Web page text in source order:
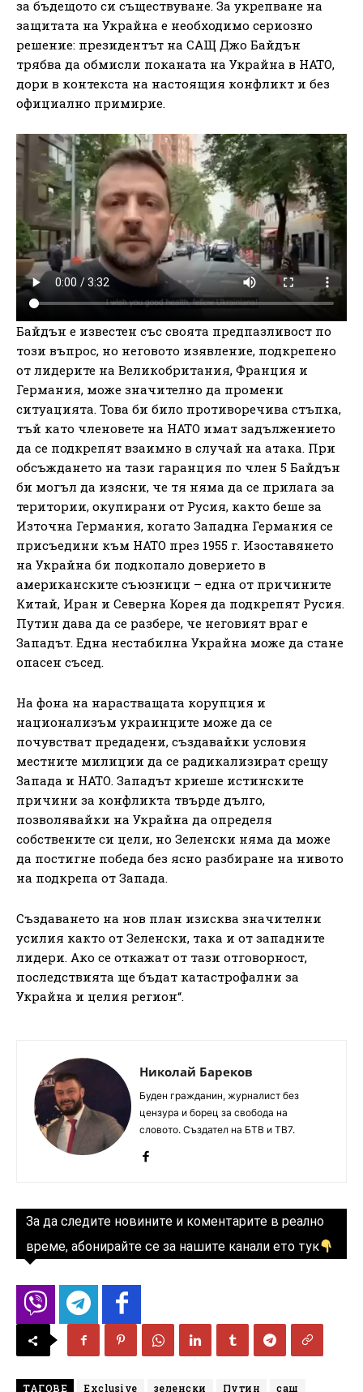
за бъдещото си съществуване. За укрепване на
защитата на Украйна е необходимо сериозно
решение: президентът на САЩ Джо Байдън
трябва да обмисли поканата на Украйна в НАТО,
дори в контекста на настоящия конфликт и без
официално примирие.
Байдън е известен със своята предпазливост по
този въпрос, но неговото изявление, подкрепено
от лидерите на Великобритания, Франция и
Германия, може значително да промени
ситуацията. Това би било противоречива стъпка,
тъй като членовете на НАТО имат задължението
да се подкрепят взаимно в случай на атака. При
обсъждането на тази гаранция по член 5 Байдън
би могъл да изясни, че тя няма да се прилага за
територии, окупирани от Русия, както беше за
Източна Германия, когато Западна Германия се
присъедини към НАТО през 1955 г. Изоставянето
на Украйна би подкопало доверието в
американските съюзници – една от причините
Китай, Иран и Северна Корея да подкрепят Русия.
Путин дава да се разбере, че неговият враг е
Западът. Една нестабилна Украйна може да стане
опасен съсед.
На фона на нарастващата корупция и
национализъм украинците може да се
почувстват предадени, създавайки условия
местните милиции да се радикализират срещу
Запада и НАТО. Западът криеше истинските
причини за конфликта твърде дълго,
позволявайки на Украйна да определя
собствените си цели, но Зеленски няма да може
да постигне победа без ясно разбиране на нивото
на подкрепа от Запада.
Създаването на нов план изисква значителни
усилия както от Зеленски, така и от западните
лидери. Ако се откажат от тази отговорност,
последствията ще бъдат катастрофални за
Украйна и целия регион“.
Николай Бареков
Буден гражданин, журналист без
цензура и борец за свобода на
словото. Създател на БТВ и ТВ7.
За да следите новините и коментарите в реално
време, абонирайте се за нашите канали ето тук
ТАГОВЕ Exclusive зеленски Путин
сащ